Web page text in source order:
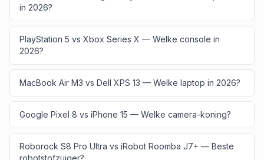
in 2026?
PlayStation 5 vs Xbox Series X — Welke console in
2026?
MacBook Air M3 vs Dell XPS 13 — Welke laptop in 2026?
Google Pixel 8 vs iPhone 15 — Welke camera-koning?
Roborock S8 Pro Ultra vs iRobot Roomba J7+ — Beste
robotstofzuiger?